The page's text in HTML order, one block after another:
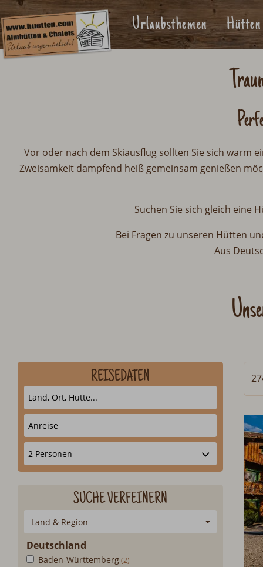
Urlaubsthemen
Vor oder nach dem Skiausflug sollten Sie sich warm
Zweisamkeit dampfend heiß gemeinsam genießen
Suchen Sie sich gleich eine
Bei Fragen zu unseren Hütten
Aus
REISEDATEN
SUCHE VERFEINERN
Land & Region
Deutschland
Baden-Württemberg